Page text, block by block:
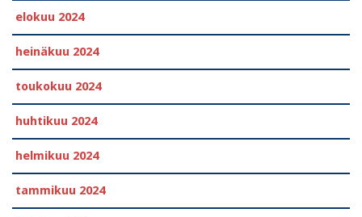
elokuu 2024
heinäkuu 2024
toukokuu 2024
huhtikuu 2024
helmikuu 2024
tammikuu 2024